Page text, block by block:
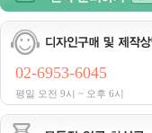
02-6953-6045
평일 오전 9시 ~ 오후 6시